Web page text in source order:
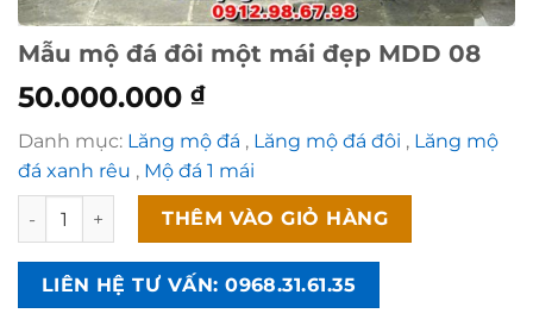
Mẫu mộ đá đôi một mái đẹp MDD 08
50.000.000 ₫
Danh mục: Lăng mộ đá , Lăng mộ đá đôi , Lăng mộ
đá xanh rêu , Mộ đá 1 mái
Mẫu mộ đá đôi một mái đẹp MDD 08 số lượng
THÊM VÀO GIỎ HÀNG
LIÊN HỆ TƯ VẤN: 0968.31.61.35